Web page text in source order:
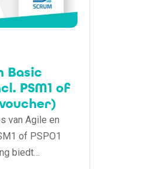
Basic
PSM1 of
van Agile en
of PSPO1
biedt